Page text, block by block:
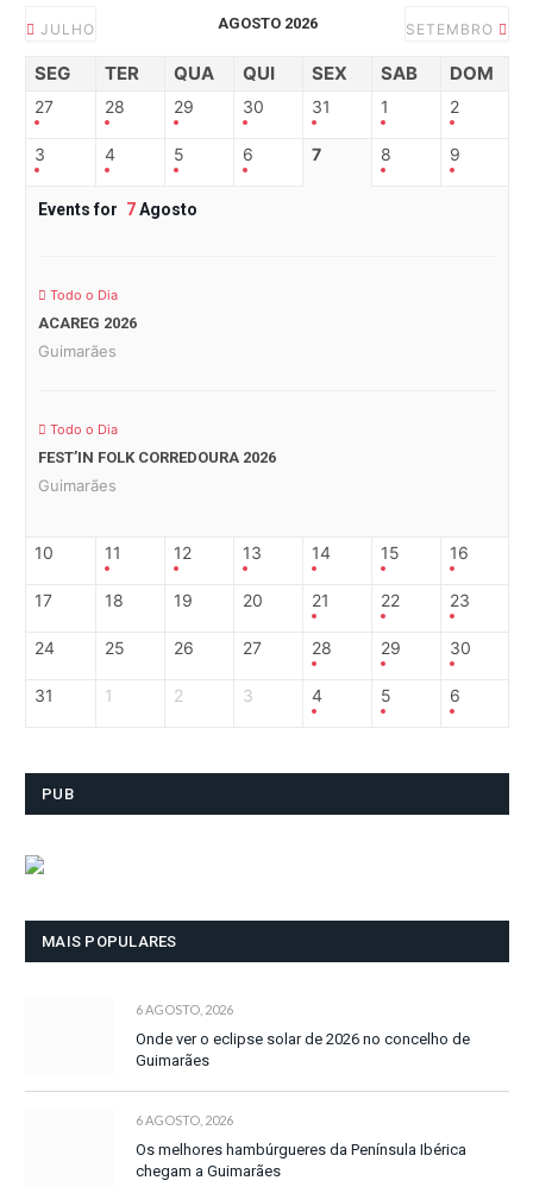
JULHO AGOSTO 2026 SETEMBRO
SEG TER QUA QUI SEX SAB DOM
27 28 29 30 31 1 2
3 4 5 6 7 8 9
Events for 7Agosto
Todo o Dia
ACAREG 2026
Guimarães
Todo o Dia
FEST’IN FOLK CORREDOURA 2026
Guimarães
10 11 12 13 14 15 16
17 18 19 20 21 22 23
24 25 26 27 28 29 30
31 1 2 3 4 5 6
PUB
MAIS POPULARES
6 AGOSTO, 2026
Onde ver o eclipse solar de 2026 no concelho de
Guimarães
6 AGOSTO, 2026
Os melhores hambúrgueres da Península Ibérica
chegam a Guimarães